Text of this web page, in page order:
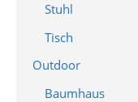
Stuhl
Tisch
Outdoor
Baumhaus